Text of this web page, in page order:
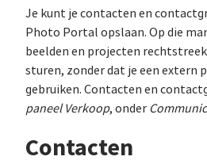
Je kunt je contacten en
Photo Portal opslaan. Op die
beelden en projecten
sturen, zonder dat je een extern
gebruiken. Contacten en
paneel Verkoop, onder
Contacten